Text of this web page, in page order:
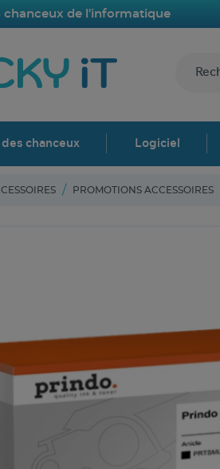
chanceux de l'informatique
des chanceux Logiciel
PROMOTIONS ACCESSOIRES